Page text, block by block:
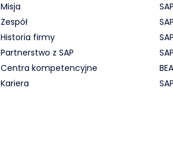
Misja
Zespół
Historia firmy
Partnerstwo z SAP
Centra kompetencyjne
Kariera